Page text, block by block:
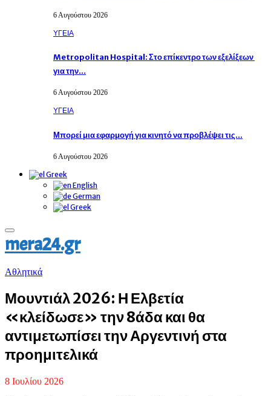
6 Αυγούστου 2026
ΥΓΕΙΑ
Metropolitan Hospital: Στο επίκεντρο των εξελίξεων
για την…
6 Αυγούστου 2026
ΥΓΕΙΑ
Μπορεί μια εφαρμογή για κινητό να προβλέψει τις…
6 Αυγούστου 2026
Greek
English
German
Greek
Primary
Menu
mera24.gr
Αθλητικά
Μουντιάλ 2026: Η Ελβετία
«κλείδωσε» την 8άδα και θα
αντιμετωπίσει την Αργεντινή στα
προημιτελικά
8 Ιουλίου 2026